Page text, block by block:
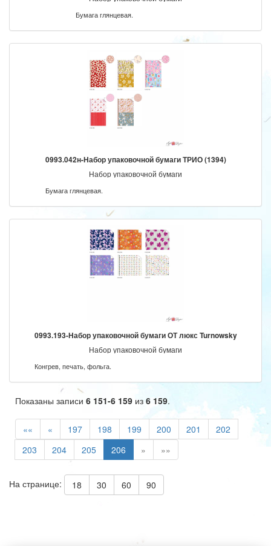
Бумага глянцевая.
0993.042н-Набор упаковочной бумаги ТРИО (1394)
Набор упаковочной бумаги
Бумага глянцевая.
0993.193-Набор упаковочной бумаги ОТ люкс Turnowsky
Набор упаковочной бумаги
Конгрев, печать, фольга.
Показаны записи 6 151-6 159 из 6 159.
«« « 197 198 199 200 201
202
203
204 205 206 » »»
На странице: 18 30 60 90